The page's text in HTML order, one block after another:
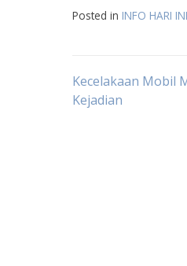
Posted in INFO HARI INI
Post
Kecelakaan Mobil
Kejadian